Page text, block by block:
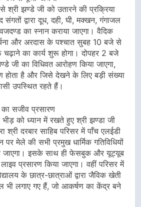
श्री झण्डे जी को उतारने की प्रक्रिया
संगतों द्वारा दूध, दही, घी, मक्खन, गंगाजल
का स्नान कराया जाएगा। वैदिक
और अरदास के पश्चात सुबह 10 बजे से
चढ़ाने का कार्य शुरू होगा। दोपहर 2 बजे
जी का विधिवत आरोहण किया जाएगा,
होता है और जिसे देखने के लिए बड़ी संख्या
उपस्थित रहते हैं।
सजीव प्रसारण
को ध्यान में रखते हुए श्री झण्डा जी
श्री दरबार साहिब परिसर में पाँच एलईडी
मेले की सभी प्रमुख धार्मिक गतिविधियों
जाएगा। इसके साथ ही फेसबुक और यूट्यूब
प्रसारण किया जाएगा। वहीं परिसर में
के छात्र-छात्राओं द्वारा जैविक खेती
भी लगाए गए हैं, जो आकर्षण का केंद्र बने